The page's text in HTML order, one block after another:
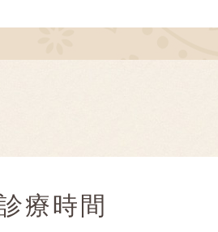
療時間